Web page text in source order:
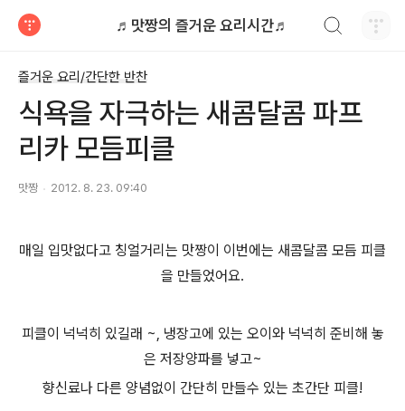
♬맛짱의 즐거운 요리시간♬
즐거운 요리/간단한 반찬
식욕을 자극하는 새콤달콤 파프
리카 모듬피클
맛짱 2012. 8. 23. 09:40
매일 입맛없다고 칭얼거리는 맛짱이 이번에는 새콤달콤 모듬 피클
을 만들었어요.
피클이 넉넉히 있길래 ~, 냉장고에 있는 오이와 넉넉히 준비해 놓
은 저장양파를 넣고~
향신료나 다른 양념없이 간단히 만들수 있는 초간단 피클!